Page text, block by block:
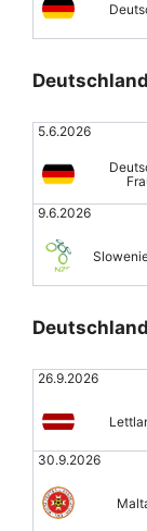
5.6.2026
9.6.2026
26.9.2026
30.9.2026